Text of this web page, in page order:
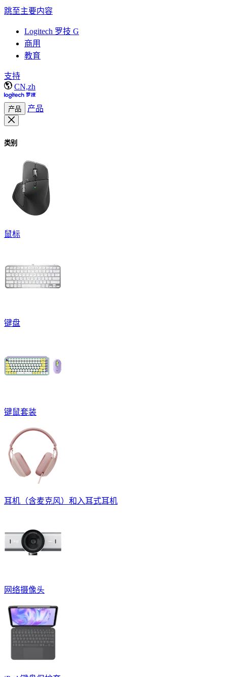
跳至主要内容
Logitech 罗技 G
商用
教育
支持
CN,zh
产品 产品
类别
鼠标
键盘
键鼠套装
耳机（含麦克风）和入耳式耳机
网络摄像头